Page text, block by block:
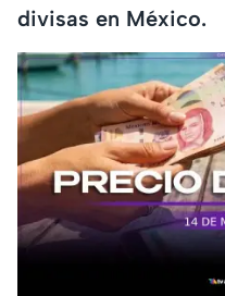
divisas en México.